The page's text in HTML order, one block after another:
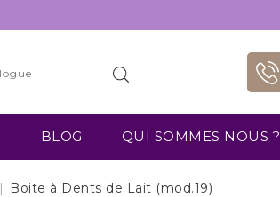
BLOG QUI SOMMES NOUS ?
Boite à Dents de Lait (mod.19)